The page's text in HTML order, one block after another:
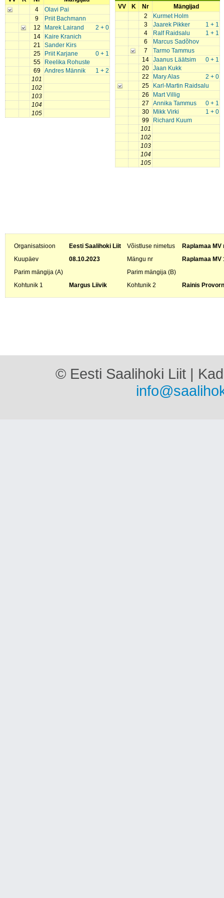
4
Olavi Pai
9
Priit Bachmann
12
2 + 0
Marek Lairand
14
Kaire Kranich
21
Sander Kirs
25
0 + 1
Priit Karjane
55
Reelika Rohuste
69
1 + 2
Andres Männik
101
102
103
104
105
VV
K Nr
Mängijad
2
Kurmet Holm
3
1 + 1
Jaarek Pikker
4
1 + 1
Ralf Raidsalu
6
Marcus Sadõhov
7
Tarmo Tammus
14
0 + 1
Jaanus Läätsim
20 Jaan Kukk
22
2 + 0
Mary Alas
25
Karl-Martin Raidsalu
26
Mart Villig
27
0 + 1
Annika Tammus
30
1 + 0
Mikk Virki
99
Richard Kuum
101
102
103
104
105
Organisatsioon Eesti Saalihoki Liit Võistluse nimetus
Raplamaa
Kuupäev
08.10.2023 Mängu nr
Raplamaa MV
Parim mängija (A)
Parim mängija (B)
Kohtunik 1
Margus Liivik Kohtunik 2 Rainis
© Eesti Saalihoki Liit |